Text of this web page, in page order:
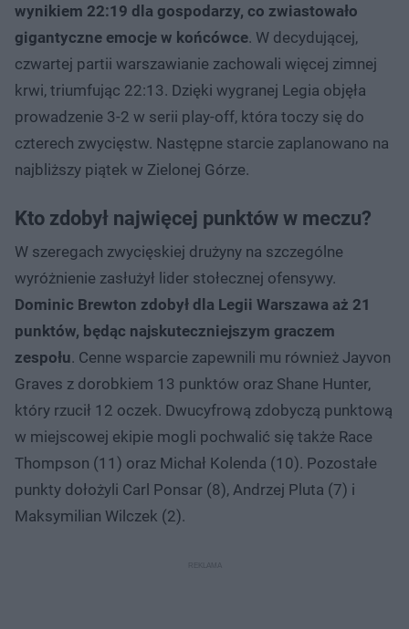
wynikiem 22:19 dla gospodarzy, co zwiastowało
gigantyczne emocje w końcówce. W decydującej,
czwartej partii warszawianie zachowali więcej zimnej
krwi, triumfując 22:13. Dzięki wygranej Legia objęła
prowadzenie 3-2 w serii play-off, która toczy się do
czterech zwycięstw. Następne starcie zaplanowano na
najbliższy piątek w Zielonej Górze.
Kto zdobył najwięcej punktów w meczu?
W szeregach zwycięskiej drużyny na szczególne
wyróżnienie zasłużył lider stołecznej ofensywy.
Dominic Brewton zdobył dla Legii Warszawa aż 21
punktów, będąc najskuteczniejszym graczem
zespołu. Cenne wsparcie zapewnili mu również Jayvon
Graves z dorobkiem 13 punktów oraz Shane Hunter,
który rzucił 12 oczek. Dwucyfrową zdobyczą punktową
w miejscowej ekipie mogli pochwalić się także Race
Thompson (11) oraz Michał Kolenda (10). Pozostałe
punkty dołożyli Carl Ponsar (8), Andrzej Pluta (7) i
Maksymilian Wilczek (2).